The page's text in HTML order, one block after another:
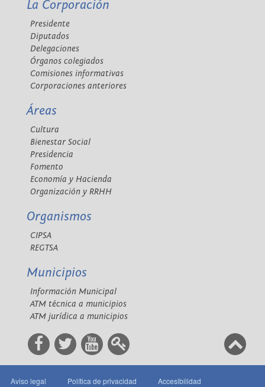
La Corporación
Presidente
Diputados
Delegaciones
Órganos colegiados
Comisiones informativas
Corporaciones anteriores
Áreas
Cultura
Bienestar Social
Presidencia
Fomento
Economía y Hacienda
Organización y RRHH
Organismos
CIPSA
REGTSA
Municipios
Información Municipal
ATM técnica a municipios
ATM jurídica a municipios
Aviso legal Política de privacidad Accesibilidad